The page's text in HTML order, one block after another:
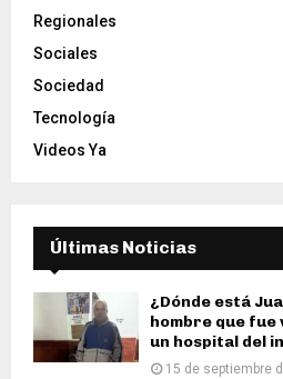
Regionales
Sociales
Sociedad
Tecnología
Videos Ya
Últimas Noticias
¿Dónde está
hombre que fue
un hospital del
15 de septiembre